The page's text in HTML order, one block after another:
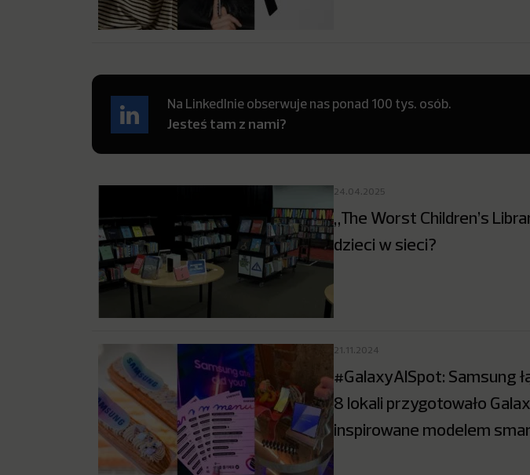
Na LinkedInie obserwuje nas ponad 100 tys. osób.
Jesteś tam z nami?
24.04.2025
„The Worst Children’s
dzieci w sieci?
21.11.2024
#GalaxyAISpot: Samsung
8 lokali przygotowało
inspirowane modelem